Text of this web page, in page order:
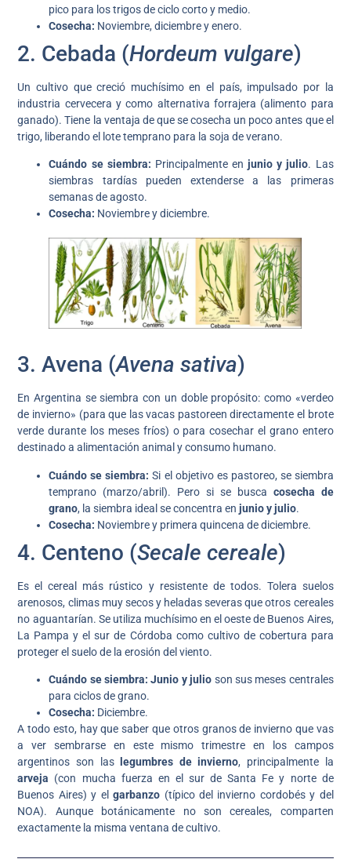
pico para los trigos de ciclo corto y medio.
Cosecha: Noviembre, diciembre y enero.
2. Cebada (Hordeum vulgare)
Un cultivo que creció muchísimo en el país, impulsado por la
industria cervecera y como alternativa forrajera (alimento para
ganado). Tiene la ventaja de que se cosecha un poco antes que el
trigo, liberando el lote temprano para la soja de verano.
Cuándo se siembra: Principalmente enjunio y julio. Las
siembras tardías pueden extenderse a las primeras
semanas de agosto.
Cosecha: Noviembre y diciembre.
3. Avena (Avena sativa)
En Argentina se siembra con un doble propósito: como «verdeo
de invierno» (para que las vacas pastoreen directamente el brote
verde durante los meses fríos) o para cosechar el grano entero
destinado a alimentación animal y consumo humano.
Cuándo se siembra: Si el objetivo es pastoreo, se siembra
temprano (marzo/abril). Pero si se busca cosecha de
grano, la siembra ideal se concentra enjunio y julio.
Cosecha: Noviembre y primera quincena de diciembre.
4. Centeno (Secale cereale)
Es el cereal más rústico y resistente de todos. Tolera suelos
arenosos, climas muy secos y heladas severas que otros cereales
no aguantarían. Se utiliza muchísimo en el oeste de Buenos Aires,
La Pampa y el sur de Córdoba como cultivo de cobertura para
proteger el suelo de la erosión del viento.
Cuándo se siembra: Junio y julio son sus meses centrales
para ciclos de grano.
Cosecha: Diciembre.
A todo esto, hay que saber que otros granos de invierno que vas
a ver sembrarse en este mismo trimestre en los campos
argentinos son las
legumbres de invierno, principalmente la
arveja (con mucha fuerza en el sur de Santa Fe y norte de
Buenos Aires) y elgarbanzo (típico del invierno cordobés y del
NOA). Aunque botánicamente no son cereales, comparten
exactamente la misma ventana de cultivo.